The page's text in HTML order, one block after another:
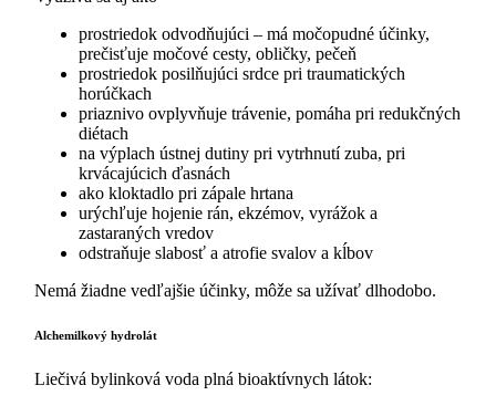
prostriedok odvodňujúci – má močopudné účinky,
prečisťuje močové cesty, obličky, pečeň
prostriedok posilňujúci srdce pri traumatických
horúčkach
priaznivo ovplyvňuje trávenie, pomáha pri redukčných
diétach
na výplach ústnej dutiny pri vytrhnutí zuba, pri
krvácajúcich ďasnách
ako kloktadlo pri zápale hrtana
urýchľuje hojenie rán, ekzémov, vyrážok a
zastaraných vredov
odstraňuje slabosť a atrofie svalov a kĺbov
Nemá žiadne vedľajšie účinky, môže sa užívať dlhodobo.
Alchemilkový hydrolát
Liečivá bylinková voda plná bioaktívnych látok: